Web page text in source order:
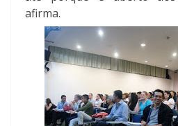
afirma.